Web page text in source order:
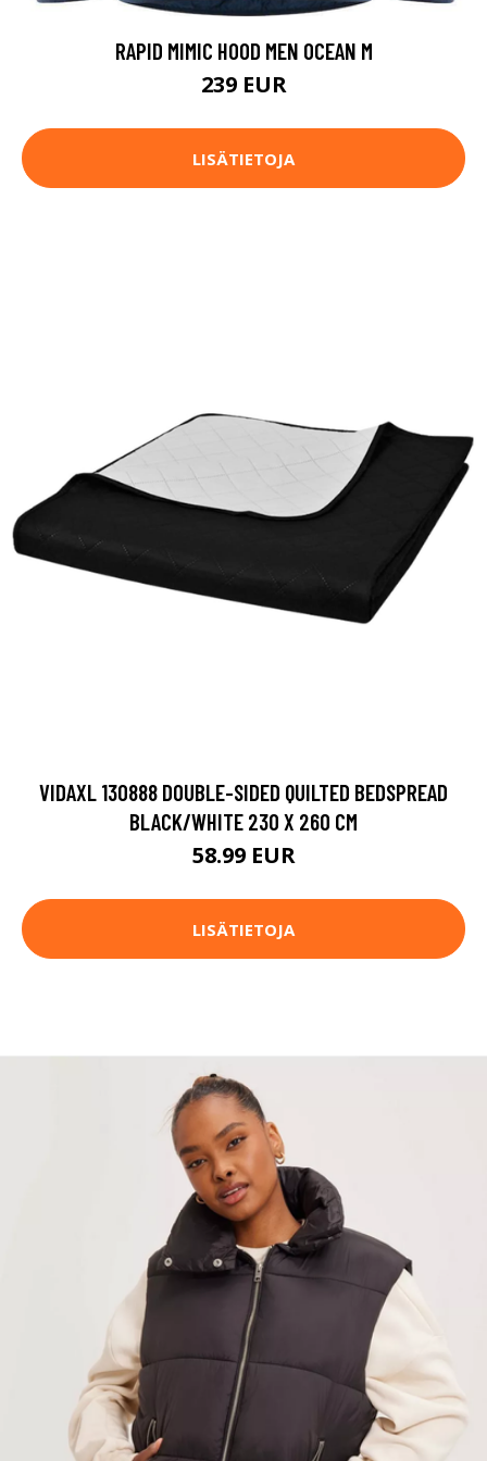
RAPID MIMIC HOOD MEN OCEAN M
239 EUR
LISÄTIETOJA
VIDAXL 130888 DOUBLE-SIDED QUILTED BEDSPREAD
BLACK/WHITE 230 X 260 CM
58.99 EUR
LISÄTIETOJA